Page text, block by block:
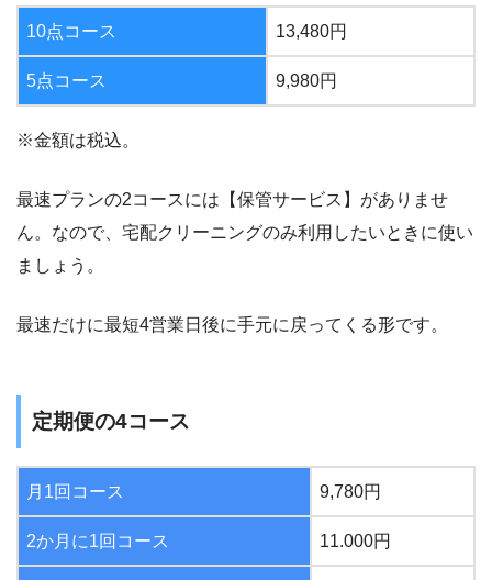
10点コース 13,480円
5点コース 9,980円
※金額は税込。
最速プランの2コースには【保管サービス】がありませ
ん。なので、宅配クリーニングのみ利用したいときに使い
ましょう。
最速だけに最短4営業日後に手元に戻ってくる形です。
定期便の4コース
月1回コース 9,780円
2か月に1回コース 11.000円